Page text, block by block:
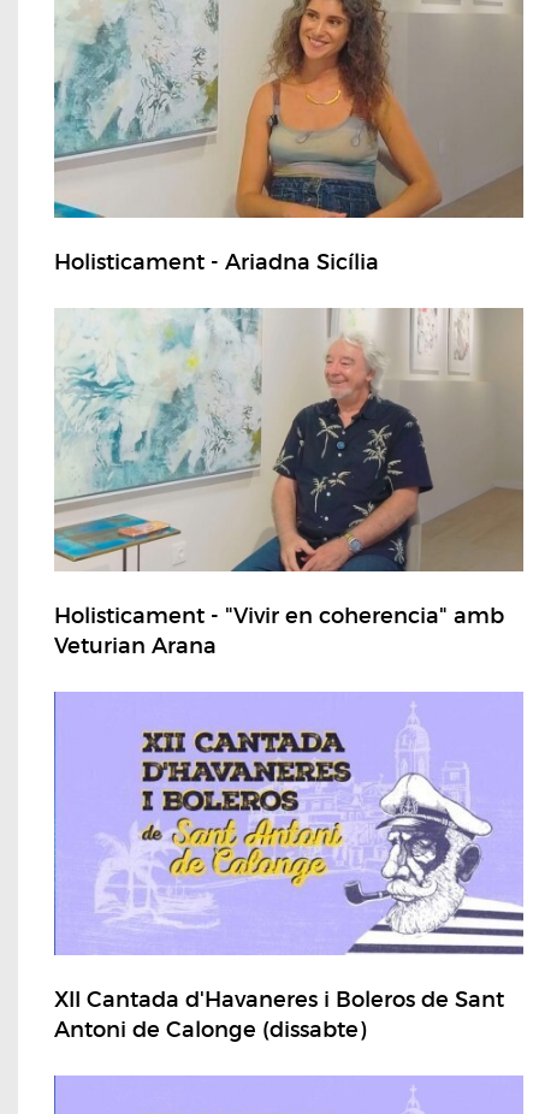
Holisticament - Ariadna Sicília
Holisticament - "Vivir en coherencia" amb
Veturian Arana
XII Cantada d'Havaneres i Boleros de Sant
Antoni de Calonge (dissabte)